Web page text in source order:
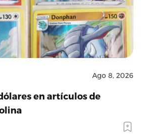
Ago 8, 2026
en artículos de